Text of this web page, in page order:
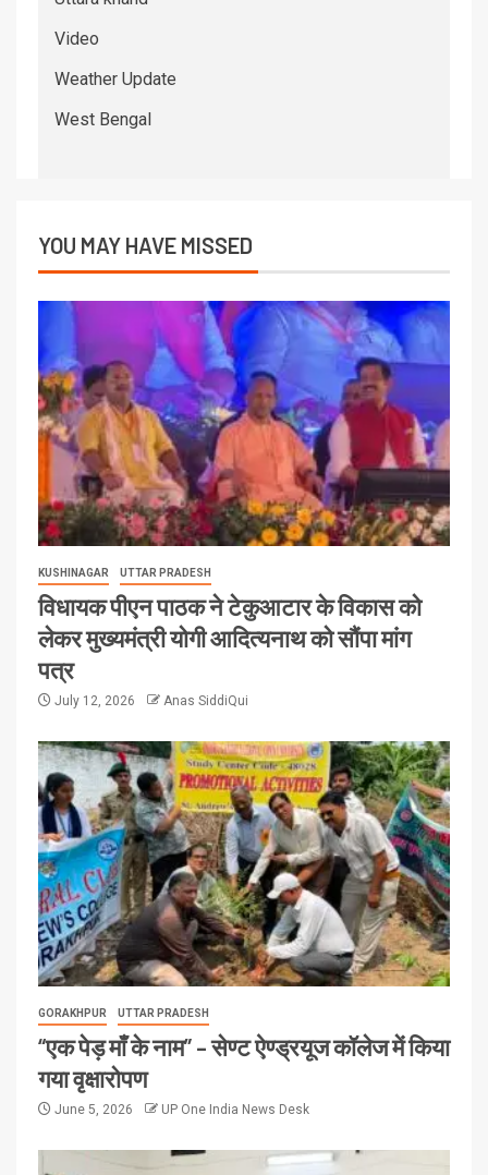
Video
Weather Update
West Bengal
YOU MAY HAVE MISSED
KUSHINAGAR UTTAR PRADESH
विधायक पीएन पाठक ने टेकुआटार के विकास को
लेकर मुख्यमंत्री योगी आदित्यनाथ को सौंपा मांग
पत्र
July 12, 2026 Anas SiddiQui
GORAKHPUR UTTAR PRADESH
“एक पेड़ माँ के नाम” – सेण्ट ऐण्ड्रयूज कॉलेज में किया
गया वृक्षारोपण
June 5, 2026 UP One India News Desk